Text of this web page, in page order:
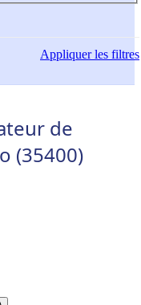
Appliquerles filtres
de
(35400)